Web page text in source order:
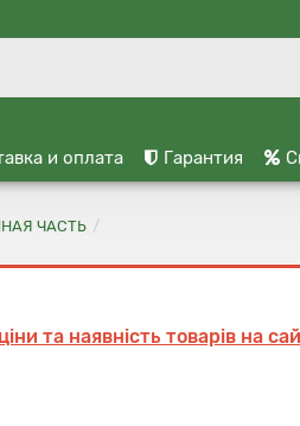
и оплата Гарантия
ЧАСТЬ
ціни та наявність товарів на